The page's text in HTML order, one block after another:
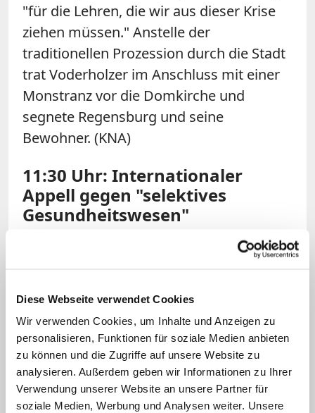
Diese Webseite verwendet Cookies
Wir verwenden Cookies, um Inhalte und Anzeigen zu
personalisieren, Funktionen für soziale Medien anbieten
zu können und die Zugriffe auf unsere Website zu
analysieren. Außerdem geben wir Informationen zu Ihrer
Verwendung unserer Website an unsere Partner für
soziale Medien, Werbung und Analysen weiter. Unsere
"für die Lehren, die wir aus dieser Krise
ziehen müssen." Anstelle der
traditionellen Prozession durch die Stadt
trat Voderholzer im Anschluss mit einer
Monstranz vor die Domkirche und
segnete Regensburg und seine
Bewohner. (KNA)
11:30 Uhr: Internationaler
Appell gegen "selektives
Gesundheitswesen"
Appell, der von derGemeinschaft
Sant'Egidio initiiert worden ist. "In der
Covid-19-Pandemie sind die alten
Menschen in vielen europäischen
Ländern wie auch anderswo in Gefahr.
Die dramatischen Zahlen der Toten in